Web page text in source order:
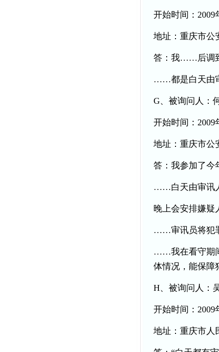
开始时间：2009
地址：重庆市公
答：我……后调
……都是白天由
G、被询问人：
开始时间：2009
地址：重庆市公
答：我参加了今
……白天由审讯
晚上会安排嫌
……审讯员将犯
……我在看守期
体情况，能保障
H、被询问人：
开始时间：2009
地址：重庆市人